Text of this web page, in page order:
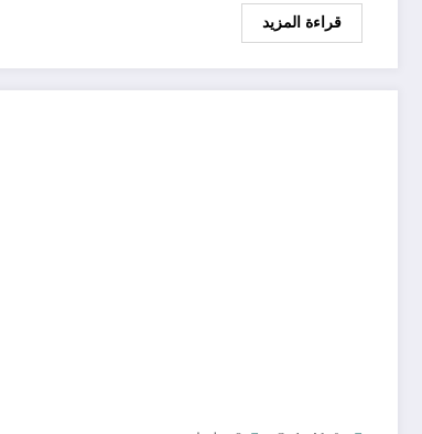
قراءة المزيد